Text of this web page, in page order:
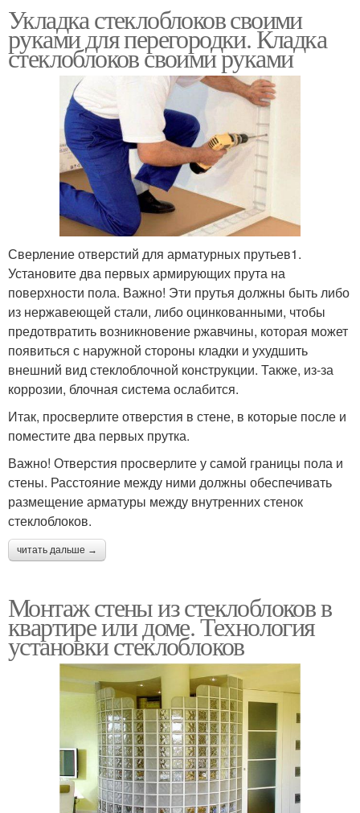
Укладка стеклоблоков своими
руками для перегородки. Кладка
стеклоблоков своими руками
Сверление отверстий для арматурных прутьев1.
Установите два первых армирующих прута на
поверхности пола. Важно! Эти прутья должны быть либо
из нержавеющей стали, либо оцинкованными, чтобы
предотвратить возникновение ржавчины, которая может
появиться с наружной стороны кладки и ухудшить
внешний вид стеклоблочной конструкции. Также, из-за
коррозии, блочная система ослабится.
Итак, просверлите отверстия в стене, в которые после и
поместите два первых прутка.
Важно! Отверстия просверлите у самой границы пола и
стены. Расстояние между ними должны обеспечивать
размещение арматуры между внутренних стенок
стеклоблоков.
читать дальше →
Монтаж стены из стеклоблоков в
квартире или доме. Технология
установки стеклоблоков